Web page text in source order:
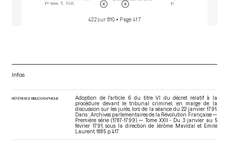
422 sur 810 • Page 417
Infos
RÉFÉRENCE BIBLIOGRAPHIQUE
Adoption de l'article 6 du titre VI du décret relatif à la
procédure devant le tribunal criminel, en marge de la
discussion sur les jurés, lors de la séance du 22 janvier 1791.
Dans : Archives parlementaires de la Révolution Française —
Première série (1787-1799) — Tome XXII - Du 3 janvier au 5
février 1791
, sous la direction de Jérôme Mavidal et Emile
Laurent. 1885. p. 417.